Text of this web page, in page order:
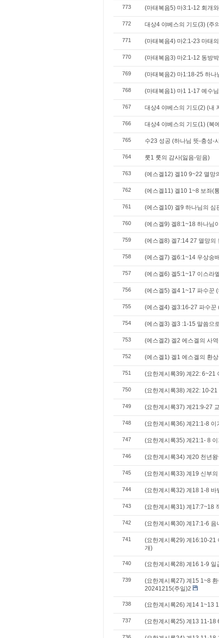
773 (마태복음5) 마3:1-12 회개
772 대상4 야베스의 기도(3) (주
771 (마태복음4) 마2:1-23 마태
770 (마태복음3) 마2:1-12 동방
769 (마태복음2) 마1:18-25 하나
768 (마태복음1) 마1 1-17 예수
767 대상4 야베스의 기도(2) (내
766 대상4 야베스의 기도(1) (복
765 수23 성공 (하나님 뜻-충성-
764 룻1 룻의 감사(잃음-믿음)
763 (에스겔12) 겔10 9~22 멸망
762 (에스겔11) 겔10 1~8 보좌(
761 (에스겔10) 겔9 하나님의 심
760 (에스겔9) 겔8:1~18 하나님
759 (에스겔8) 겔7:14 27 멸망의
758 (에스겔7) 겔6:1~14 우상숭
757 (에스겔6) 겔5:1~17 이스라
756 (에스겔5) 겔4 1~17 파수꾼
755 (에스겔4) 겔3:16-27 파수꾼
754 (에스겔3) 겔3 :1-15 말씀으
753 (에스겔2) 겔2 에스겔의 사
752 (에스겔1) 겔1 에스겔의 환
751 (요한계시록39) 계22: 6~21
750 (요한계시록38) 계22: 10-
749 (요한계시록37) 계21:9-27
748 (요한계시록36) 계21:1-8 이
747 (요한계시록35) 계21:1- 8
746 (요한계시록34) 계20 천년
745 (요한계시록33) 계19 신부
744 (요한계시록32) 계18 1-8
743 (요한계시록31) 계17:7~18
742 (요한계시록30) 계17:1-6 음
741
(요한계시록29) 계16:10-21
개)
740 (요한계시록28) 계16 1-9 일
739
(요한계시록27) 계15 1~8
20241215(주일)2
738 (요한계시록26) 계14 1~13
737 (요한계시록25) 계13 11-18